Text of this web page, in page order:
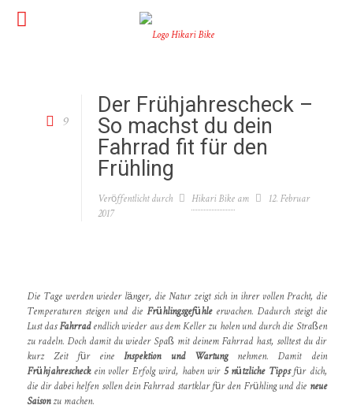
9
Der Frühjahrescheck –
So machst du dein
Fahrrad fit für den
Frühling
Veröffentlicht durch Hikari Bikeam 12. Februar
2017
Die Tage werden wieder länger, die Natur zeigt sich in ihrer vollen Pracht, die
Temperaturen steigen und dieFrühlingsgefühleerwachen. Dadurch steigt die
Lust dasFahrradendlich wieder aus dem Keller zu holen und durch die Straßen
zu radeln. Doch damit du wieder Spaß mit deinem Fahrrad hast, solltest du dir
kurz Zeit für eineInspektion und Wartungnehmen. Damit dein
Frühjahrescheckein voller Erfolg wird, haben wir5 nützliche Tippsfür dich,
die dir dabei helfen sollen dein Fahrrad startklar für den Frühling und dieneue
Saisonzu machen.